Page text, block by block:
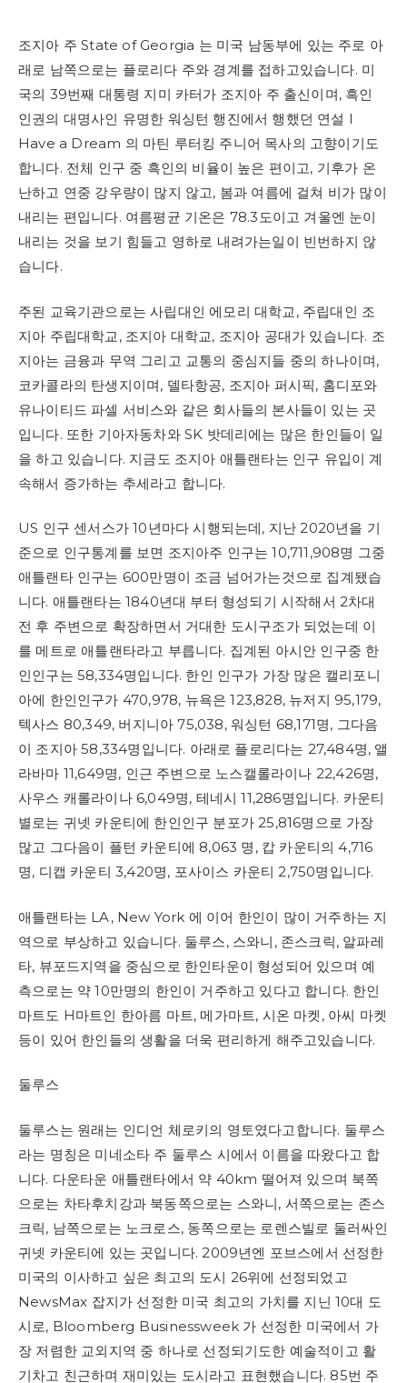
조지아 주 State of Georgia 는 미국 남동부에 있는 주로 아
래로 남쪽으로는 플로리다 주와 경계를 접하고있습니다. 미
국의 39번째 대통령 지미 카터가 조지아 주 출신이며, 흑인
인권의 대명사인 유명한 워싱턴 행진에서 행했던 연설 I
Have a Dream 의 마틴 루터킹 주니어 목사의 고향이기도
합니다. 전체 인구 중 흑인의 비율이 높은 편이고, 기후가 온
난하고 연중 강우량이 많지 않고, 봄과 여름에 걸쳐 비가 많이
내리는 편입니다. 여름평균 기온은 78.3도이고 겨울엔 눈이
내리는 것을 보기 힘들고 영하로 내려가는일이 빈번하지 않
습니다.
주된 교육기관으로는 사립대인 에모리 대학교, 주립대인 조
지아 주립대학교, 조지아 대학교, 조지아 공대가 있습니다. 조
지아는 금융과 무역 그리고 교통의 중심지들 중의 하나이며,
코카콜라의 탄생지이며, 델타항공, 조지아 퍼시픽, 홈디포와
유나이티드 파셀 서비스와 같은 회사들의 본사들이 있는 곳
입니다. 또한 기아자동차와 SK 밧데리에는 많은 한인들이 일
을 하고 있습니다. 지금도 조지아 애틀랜타는 인구 유입이 계
속해서 증가하는 추세라고 합니다.
US 인구 센서스가 10년마다 시행되는데, 지난 2020년을 기
준으로 인구통계를 보면 조지아주 인구는 10,711,908명 그중
애틀랜타 인구는 600만명이 조금 넘어가는것으로 집계됐습
니다. 애틀랜타는 1840년대 부터 형성되기 시작해서 2차대
전 후 주변으로 확장하면서 거대한 도시구조가 되었는데 이
를 메트로 애틀랜타라고 부릅니다. 집계된 아시안 인구중 한
인인구는 58,334명입니다. 한인 인구가 가장 많은 캘리포니
아에 한인인구가 470,978, 뉴욕은 123,828, 뉴저지 95,179,
텍사스 80,349, 버지니아 75,038, 워싱턴 68,171명, 그다음
이 조지아 58,334명입니다. 아래로 플로리다는 27,484명, 앨
라바마 11,649명, 인근 주변으로 노스캘롤라이나 22,426명,
사우스 캐롤라이나 6,049명, 테네시 11,286명입니다. 카운티
별로는 귀넷 카운티에 한인인구 분포가 25,816명으로 가장
많고 그다음이 플턴 카운티에 8,063 명, 캅 카운티의 4,716
명, 디캡 카운티 3,420명, 포사이스 카운티 2,750명입니다.
애틀랜타는 LA, New York 에 이어 한인이 많이 거주하는 지
역으로 부상하고 있습니다. 둘루스, 스와니, 존스크릭, 알파레
타, 뷰포드지역을 중심으로 한인타운이 형성되어 있으며 예
측으로는 약 10만명의 한인이 거주하고 있다고 합니다. 한인
마트도 H마트인 한아름 마트, 메가마트, 시온 마켓, 아씨 마켓
등이 있어 한인들의 생활을 더욱 편리하게 해주고있습니다.
둘루스
둘루스는 원래는 인디언 체로키의 영토였다고합니다. 둘루스
라는 명칭은 미네소타 주 둘루스 시에서 이름을 따왔다고 합
니다. 다운타운 애틀랜타에서 약 40km 떨어져 있으며 북쪽
으로는 차타후치강과 북동쪽으로는 스와니, 서쪽으로는 존스
크릭, 남쪽으로는 노크로스, 동쪽으로는 로렌스빌로 둘러싸인
귀넷 카운티에 있는 곳입니다. 2009년엔 포브스에서 선정한
미국의 이사하고 싶은 최고의 도시 26위에 선정되었고
NewsMax 잡지가 선정한 미국 최고의 가치를 지닌 10대 도
시로, Bloomberg Businessweek 가 선정한 미국에서 가
장 저렴한 교외지역 중 하나로 선정되기도한 예술적이고 활
기차고 친근하며 재미있는 도시라고 표현했습니다. 85번 주